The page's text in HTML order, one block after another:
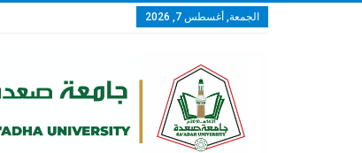
الجمعة, أغسطس 7, 2026